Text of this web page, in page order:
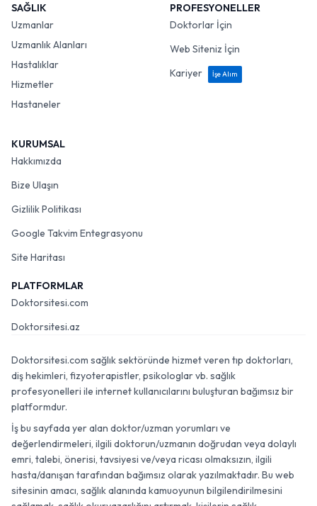
SAĞLIK
Uzmanlar
Uzmanlık Alanları
Hastalıklar
Hizmetler
Hastaneler
PROFESYONELLER
Doktorlar İçin
Web Siteniz İçin
Kariyer
İşe Alım
KURUMSAL
Hakkımızda
Bize Ulaşın
Gizlilik Politikası
Google Takvim Entegrasyonu
Site Haritası
PLATFORMLAR
Doktorsitesi.com
Doktorsitesi.az
Doktorsitesi.com sağlık sektöründe hizmet veren tıp doktorları,
diş hekimleri, fizyoterapistler, psikologlar vb. sağlık
profesyonelleri ile internet kullanıcılarını buluşturan bağımsız bir
platformdur.
İş bu sayfada yer alan doktor/uzman yorumları ve
değerlendirmeleri, ilgili doktorun/uzmanın doğrudan veya dolaylı
emri, talebi, önerisi, tavsiyesi ve/veya ricası olmaksızın, ilgili
hasta/danışan tarafından bağımsız olarak yazılmaktadır. Bu web
sitesinin amacı, sağlık alanında kamuoyunun bilgilendirilmesini